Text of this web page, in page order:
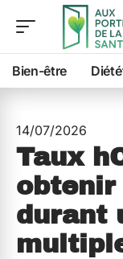
Bien-être
14/07/2026
Taux
obtenir
durant